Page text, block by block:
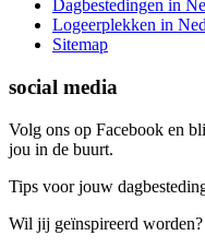
Dagbestedingen in
Logeerplekken in
Sitemap
social media
Volg ons op Facebook en
jou in de buurt.
Tips voor jouw
Wil jij geïnspireerd